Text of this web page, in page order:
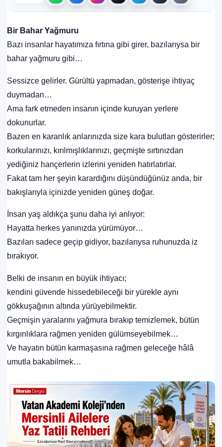
Bir Bahar Yağmuru
Bazı insanlar hayatımıza fırtına gibi girer, bazılarıysa bir
bahar yağmuru gibi…
Sessizce gelirler. Gürültü yapmadan, gösterişe ihtiyaç
duymadan…
Ama fark etmeden insanın içinde kuruyan yerlere
dokunurlar.
Bazen en karanlık anlarınızda size kara bulutları gösterirler;
korkularınızı, kırılmışlıklarınızı, geçmişte sırtınızdan
yediğiniz hançerlerin izlerini yeniden hatırlatırlar.
Fakat tam her şeyin karardığını düşündüğünüz anda, bir
bakışlarıyla içinizde yeniden güneş doğar.
İnsan yaş aldıkça şunu daha iyi anlıyor:
Hayatta herkes yanınızda yürümüyor…
Bazıları sadece geçip gidiyor, bazılarıysa ruhunuzda iz
bırakıyor.
Belki de insanın en büyük ihtiyacı;
kendini güvende hissedebileceği bir yürekle aynı
gökkuşağının altında yürüyebilmektir.
Geçmişin yaralarını yağmura bırakıp temizlemek, bütün
kırgınlıklara rağmen yeniden gülümseyebilmek…
Ve hayatın bütün karmaşasına rağmen geleceğe hâlâ
umutla bakabilmek…